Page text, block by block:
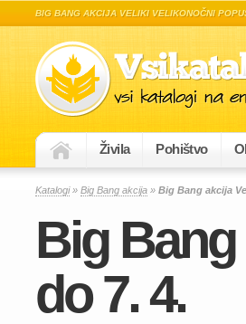
BIG BANG AKCIJA VELIKI VELIKONOČNI
Živila Pohištvo
Katalogi» Big Bang akcija » Big Bang akcija
Big
do 7. 4.